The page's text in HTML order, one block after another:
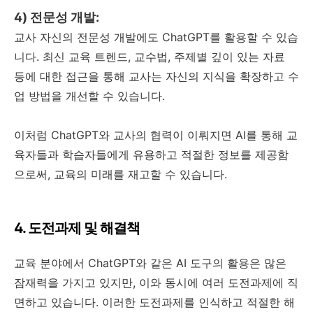
4) 전문성 개발:
교사 자신의 전문성 개발에도 ChatGPT를 활용할 수 있습
니다. 최신 교육 트렌드, 교수법, 주제별 깊이 있는 자료
등에 대한 접근을 통해 교사는 자신의 지식을 확장하고 수
업 방법을 개선할 수 있습니다.
이처럼 ChatGPT와 교사의 협력이 이뤄지면 AI를 통해 교
육자들과 학습자들에게 유용하고 적절한 정보를 제공함
으로써, 교육의 미래를 재고할 수 있습니다.
4. 도전과제 및 해결책
교육 분야에서 ChatGPT와 같은 AI 도구의 활용은 많은
잠재력을 가지고 있지만, 이와 동시에 여러 도전과제에 직
면하고 있습니다. 이러한 도전과제를 인식하고 적절한 해